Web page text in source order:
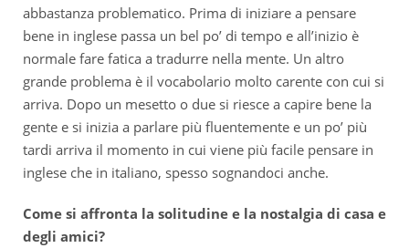
abbastanza problematico. Prima di iniziare a pensare
bene in inglese passa un bel po’ di tempo e all’inizio è
normale fare fatica a tradurre nella mente. Un altro
grande problema è il vocabolario molto carente con cui si
arriva. Dopo un mesetto o due si riesce a capire bene la
gente e si inizia a parlare più fluentemente e un po’ più
tardi arriva il momento in cui viene più facile pensare in
inglese che in italiano, spesso sognandoci anche.
Come si affronta la solitudine e la nostalgia di casa e
degli amici?